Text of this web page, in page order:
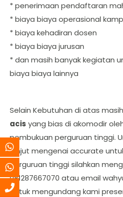
* penerimaan pendaftaran
* biaya biaya operasional
* biaya kehadiran dosen
* biaya biaya jurusan
* dan masih banyak kegiatan
biaya biaya lainnya
Selain Kebutuhan di atas
acis yang bias di akomodir
pembukuan perguruan tinggi.
lanjut mengenai accurate
perguruan tinggi silahkan
081287667070 atau email
Untuk mengundang kami